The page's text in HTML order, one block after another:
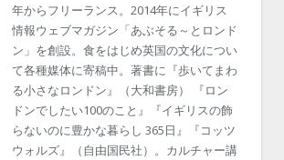
年からフリーランス。2014年にイギリス
情報ウェブマガジン「あぶそる～とロンド
ン」を創設。食をはじめ英国の文化につい
て各種媒体に寄稿中。著書に『歩いてまわ
る小さなロンドン』（大和書房） 『ロン
ドンでしたい100のこと』『イギリスの飾
らないのに豊かな暮らし 365日』『コッツ
ウォルズ』（自由国民社）。カルチャー講